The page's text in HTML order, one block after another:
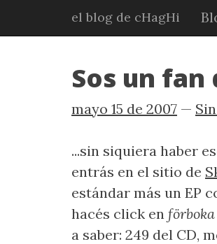
el blog de cHagHi
Sos un
mayo 15 de 2007
...sin siquiera haber
entrás en el sitio de
estándar más un EP
hacés click en förboka
a saber: 249 del CD,